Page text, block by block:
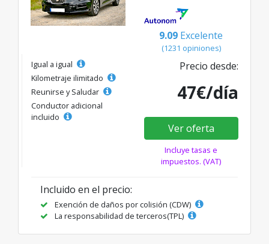
9.09 Excelente
(1231 opiniones)
Igual a igual
Kilometraje ilimitado
Reunirse y Saludar
Conductor adicional
incluido
Precio desde:
47€/día
Ver oferta
Incluye tasas e
impuestos. (VAT)
Incluido en el precio:
Exención de daños por colisión (CDW)
La responsabilidad de terceros(TPL)